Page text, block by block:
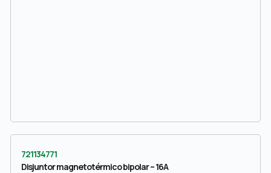
721134771
Disjuntor magnetotérmico bipolar – 16A